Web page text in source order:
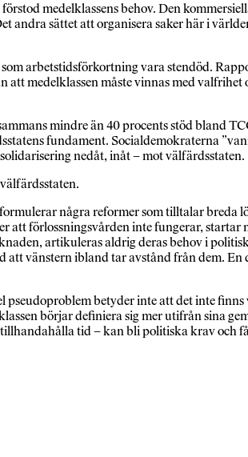
medelklassens behov. Den
sättet att organisera saker här i
arbetstidsförkortning vara stendöd.
medelklassen måste vinnas med
mindre än 40 procents stöd bland
fundament. Socialdemokraterna
nedåt, inåt – mot välfärdsstaten.
några reformer som tilltalar breda
att förlossningsvården inte fungerar, startar
artikuleras aldrig deras behov i
vänstern ibland tar avstånd från dem.
betyder inte att det inte
börjar definiera sig mer utifrån sina
tid – kan bli politiska krav och